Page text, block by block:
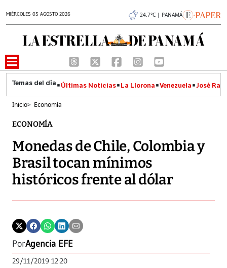
MIÉRCOLES 05 AGOSTO 2026 24.7°C | PANAMÁ
Últimas Noticias La Llorona Venezuela José
Inicio> Economía
ECONOMÍA
Monedas de Chile, Colombia y
Brasil tocan mínimos
históricos frente al dólar
PorAgencia EFE
29/11/2019 12:20